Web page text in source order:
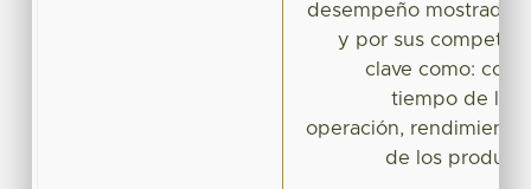
desempeño mostrados
y por sus
clave como:
tiempo de los
operación, rendimiento
de los